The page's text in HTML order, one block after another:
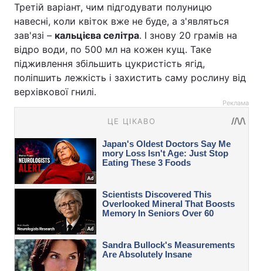
Третій варіант, чим підгодувати полуницю
навесні, коли квіток вже не буде, а з'являться
зав'язі – кальцієва селітра. І знову 20 грамів на
відро води, по 500 мл на кожен кущ. Таке
підживлення збільшить цукристість ягід,
поліпшить лежкість і захистить саму рослину від
верхівкової гнилі.
Реклама